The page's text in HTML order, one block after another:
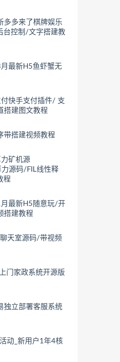
多多来了棋牌娱乐
台控制/文字搭建教
最新H5鱼虾蟹无
快手支付插件/ 支
搭建图文教程
带搭建视频教程
矿机源
源码/FIL线性释
程
最新H5随意玩/开
搭建教程
天室源码/带视频
门家政系统开源版
独立部署客服系统
动_新用户1年4核